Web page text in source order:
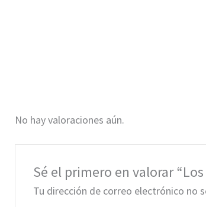
No hay valoraciones aún.
Sé el primero en valorar
Tu dirección de correo electrónico no